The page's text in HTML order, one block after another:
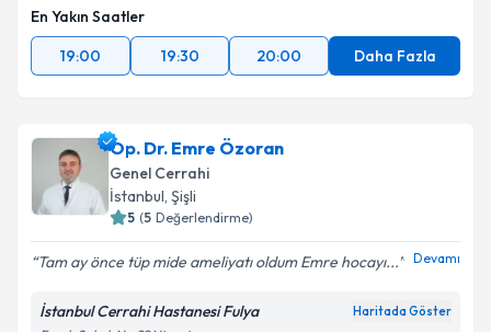
En Yakın Saatler
19:00
19:30 20:00 Daha Fazla
Op. Dr. Emre Özoran
Genel Cerrahi
İstanbul, Şişli
5 (5 Değerlendirme)
Tam ay önce tüp mide ameliyatı oldum Emre hocayı... Devamı
İstanbul Cerrahi Hastanesi Fulya Haritada Göster